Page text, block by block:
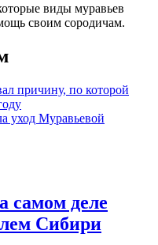
виды муравьев
своим сородичам.
причину, по которой
уход Муравьевой
самом деле
Сибири